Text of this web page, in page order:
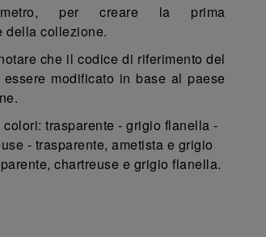
per creare la prima
della collezione.
che il codice di riferimento del
essere modificato in base al paese
trasparente - grigio flanella -
- trasparente, ametista e grigio
chartreuse e grigio flanella.